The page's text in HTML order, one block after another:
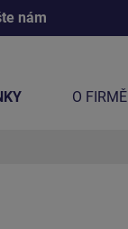
nám
O FIRMĚ